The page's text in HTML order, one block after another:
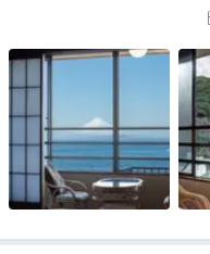
鎌倉時代に創業の歴史ある
旅館の自慢で、お客からも
呂」と「弁天洞窟風呂」は
ことで、現在の建物もそれ
すが、特に屋根等に特徴の
る老朽化した建物の旅館で
ローマ風呂は登録有形文化
ごたえのあるお風呂でした
風呂はそれほど特徴のある